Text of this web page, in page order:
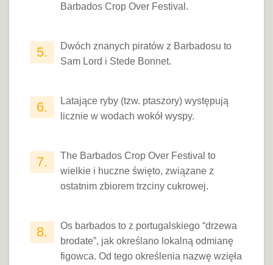
Barbados Crop Over Festival.
5.
Dwóch znanych piratów z Barbadosu to
Sam Lord i Stede Bonnet.
6.
Latające ryby (tzw. ptaszory) występują
licznie w wodach wokół wyspy.
7.
The Barbados Crop Over Festival to
wielkie i huczne święto, związane z
ostatnim zbiorem trzciny cukrowej.
8.
Os barbados to z portugalskiego “drzewa
brodate”, jak określano lokalną odmianę
figowca. Od tego określenia nazwę wzięła